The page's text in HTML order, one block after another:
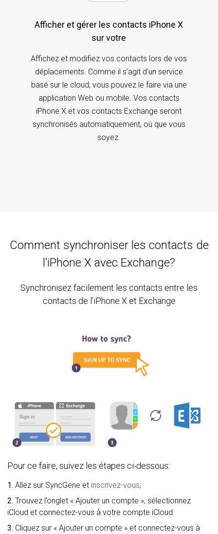
Afficher et gérer les contacts iPhone X
sur votre
Affichez et modifiez vos contacts lors de vos
déplacements. Comme il s’agit d’un service
basé sur le cloud, vous pouvez le faire via une
application Web ou mobile. Vos contacts
iPhone X et vos contacts Exchange seront
synchronisés automatiquement, où que vous
soyez.
Comment synchroniser les contacts de
l’iPhone X avec Exchange?
Synchronisez facilement les contacts entre les
contacts de l’iPhone X et Exchange
Pour ce faire, suivez les étapes ci-dessous:
1. Allez sur SyncGene et inscrivez-vous;
2. Trouvez l’onglet « Ajouter un compte », sélectionnez
iCloud et connectez-vous à votre compte iCloud
3. Cliquez sur « Ajouter un compte » et connectez-vous à